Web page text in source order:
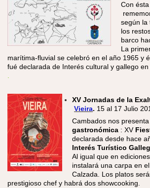
Con ésta
según la
los
barco
La
marítima-fluvial se celebró en el año 1965 y
fué declarada de Interés cultural y gallego
.
XV Jornadas de la
Vieira. 15 al 17 Julio
​Cambados nos
gastronómica : XV
declarada desde hace
Interés Turístico
Al igual que en
instalará una carpa en
Calzada. Los platos
prestigioso chef y habrá dos showcooking.